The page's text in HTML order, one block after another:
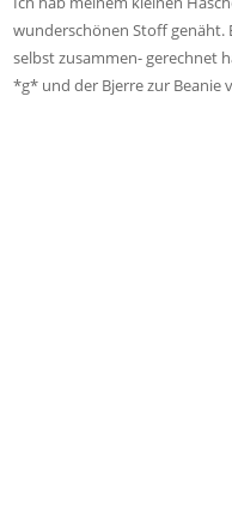
wunderschönen Stoff genäht.
selbst zusammen- gerechnet
*g* und der Bjerre zur Beanie